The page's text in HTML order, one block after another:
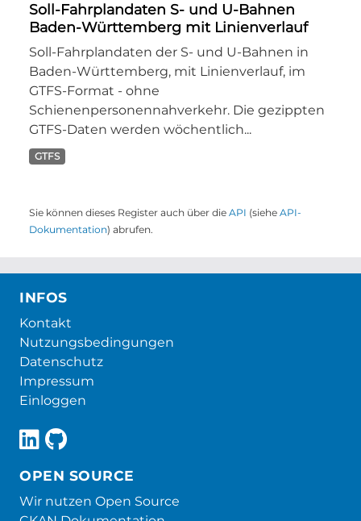
Soll-Fahrplandaten S- und U-Bahnen
Baden-Württemberg mit Linienverlauf
Soll-Fahrplandaten der S- und U-Bahnen in
Baden-Württemberg, mit Linienverlauf, im
GTFS-Format - ohne
Schienenpersonennahverkehr. Die gezippten
GTFS-Daten werden wöchentlich...
GTFS
Sie können dieses Register auch über die API (siehe API-
Dokumentation) abrufen.
INFOS
Kontakt
Nutzungsbedingungen
Datenschutz
Impressum
Einloggen
OPEN SOURCE
Wir nutzen Open Source